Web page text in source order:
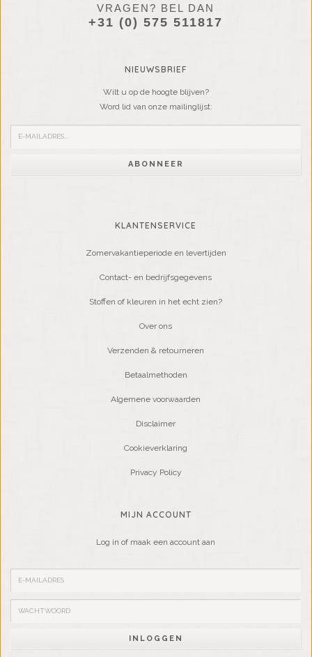
VRAGEN? BEL DAN
+31 (0) 575 511817
NIEUWSBRIEF
Wilt u op de hoogte blijven?
Word lid van onze mailinglijst:
ABONNEER
KLANTENSERVICE
Zomervakantieperiode en levertijden
Contact- en bedrijfsgegevens
Stoffen of kleuren in het echt zien?
Over ons
Verzenden & retourneren
Betaalmethoden
Algemene voorwaarden
Disclaimer
Cookieverklaring
Privacy Policy
MIJN ACCOUNT
Log in of maak een account aan
INLOGGEN